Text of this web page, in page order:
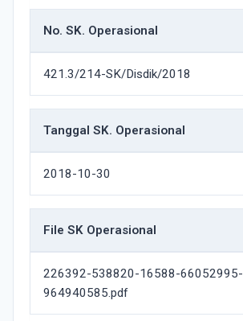
No. SK. Operasional
421.3/214-SK/Disdik/2018
Tanggal SK. Operasional
2018-10-30
File SK Operasional
226392-538820-16588-66052995-
964940585.pdf